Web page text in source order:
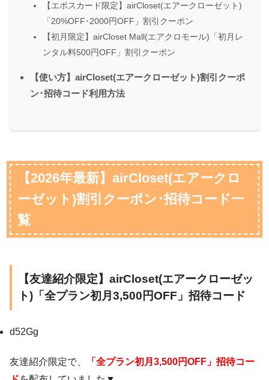
【エポスカード限定】airCloset(エアークローゼット)
「20%OFF･2000円OFF」割引クーポン
【初月限定】airCloset Mall(エアクロモール)「初月レ
ンタル料500円OFF」割引クーポン
【使い方】airCloset(エアークローゼット)割引クーポ
ン･招待コード利用方法
【2026年最新】airCloset(エアークロ
ーゼット)割引クーポン･招待コード一
覧
【友達紹介限定】airCloset(エアークローゼッ
ト)「全プラン初月3,500円OFF」招待コード
d52Gg
友達紹介限定で、
「全プラン初月3,500円OFF」招待コー